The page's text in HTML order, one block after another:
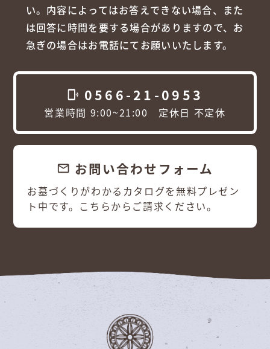
い。内容によってはお答えできない場合、また
は回答に時間を要する場合がありますので、お
急ぎの場合はお電話にてお願いいたします。
phonelink_ring 0566-21-0953
営業時間 9:00~21:00 定休日 不定休
email お問い合わせフォーム
お墓づくりがわかるカタログを無料プレゼン
ト中です。こちらからご請求ください。